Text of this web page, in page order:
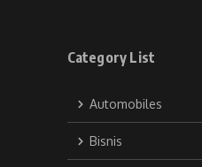
Category List
Automobiles
Bisnis